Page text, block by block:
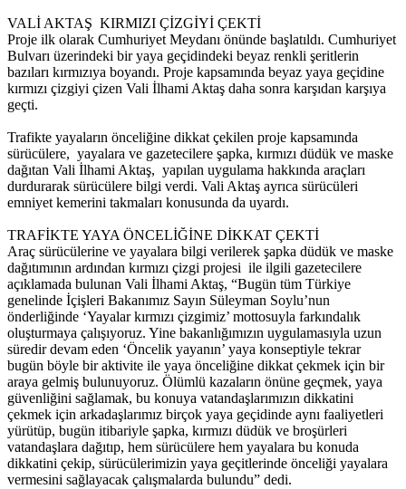
VALİ AKTAŞ KIRMIZI ÇİZGİYİ ÇEKTİ
Proje ilk olarak Cumhuriyet Meydanı önünde başlatıldı. Cumhuriyet
Bulvarı üzerindeki bir yaya geçidindeki beyaz renkli şeritlerin
bazıları kırmızıya boyandı. Proje kapsamında beyaz yaya geçidine
kırmızı çizgiyi çizen Vali İlhami Aktaş daha sonra karşıdan karşıya
geçti.
Trafikte yayaların önceliğine dikkat çekilen proje kapsamında
sürücülere, yayalara ve gazetecilere şapka, kırmızı düdük ve maske
dağıtan Vali İlhami Aktaş, yapılan uygulama hakkında araçları
durdurarak sürücülere bilgi verdi. Vali Aktaş ayrıca sürücüleri
emniyet kemerini takmaları konusunda da uyardı.
TRAFİKTE YAYA ÖNCELİĞİNE DİKKAT ÇEKTİ
Araç sürücülerine ve yayalara bilgi verilerek şapka düdük ve maske
dağıtımının ardından kırmızı çizgi projesi ile ilgili gazetecilere
açıklamada bulunan Vali İlhami Aktaş, “Bugün tüm Türkiye
genelinde İçişleri Bakanımız Sayın Süleyman Soylu’nun
önderliğinde ‘Yayalar kırmızı çizgimiz’ mottosuyla farkındalık
oluşturmaya çalışıyoruz. Yine bakanlığımızın uygulamasıyla uzun
süredir devam eden ‘Öncelik yayanın’ yaya konseptiyle tekrar
bugün böyle bir aktivite ile yaya önceliğine dikkat çekmek için bir
araya gelmiş bulunuyoruz. Ölümlü kazaların önüne geçmek, yaya
güvenliğini sağlamak, bu konuya vatandaşlarımızın dikkatini
çekmek için arkadaşlarımız birçok yaya geçidinde aynı faaliyetleri
yürütüp, bugün itibariyle şapka, kırmızı düdük ve broşürleri
vatandaşlara dağıtıp, hem sürücülere hem yayalara bu konuda
dikkatini çekip, sürücülerimizin yaya geçitlerinde önceliği yayalara
vermesini sağlayacak çalışmalarda bulundu” dedi.